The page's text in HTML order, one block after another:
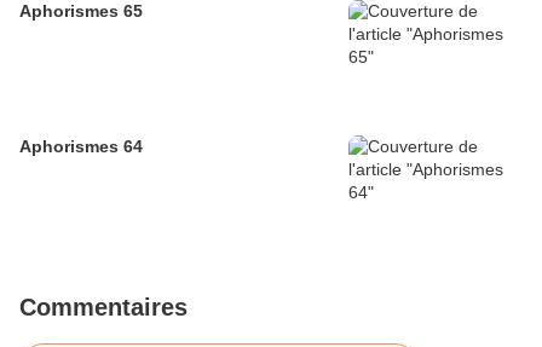
Aphorismes 65
Aphorismes 64
Commentaires